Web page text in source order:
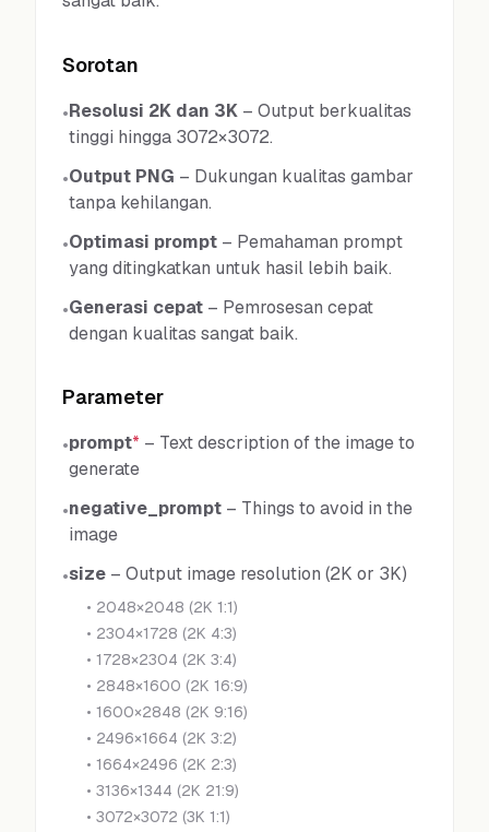
Sorotan
•Resolusi 2K dan 3K – Output berkualitas
tinggi hingga 3072×3072.
•Output PNG – Dukungan kualitas gambar
tanpa kehilangan.
•Optimasi prompt – Pemahaman prompt
yang ditingkatkan untuk hasil lebih baik.
•Generasi cepat – Pemrosesan cepat
dengan kualitas sangat baik.
Parameter
•prompt* – Text description of the image to
generate
•negative_prompt – Things to avoid in the
image
•size – Output image resolution (2K or 3K)
• 2048×2048 (2K 1:1)
• 2304×1728 (2K 4:3)
• 1728×2304 (2K 3:4)
• 2848×1600 (2K 16:9)
• 1600×2848 (2K 9:16)
• 2496×1664 (2K 3:2)
• 1664×2496 (2K 2:3)
• 3136×1344 (2K 21:9)
• 3072×3072 (3K 1:1)